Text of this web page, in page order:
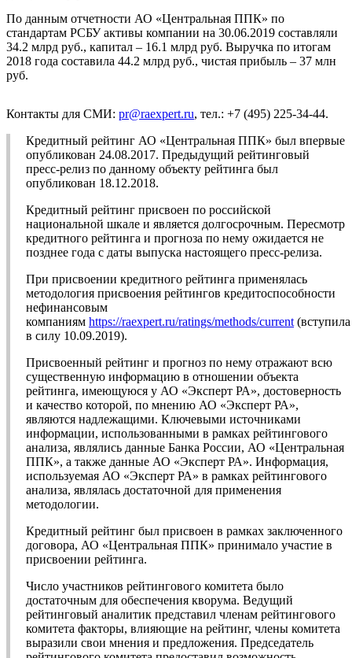
По данным отчетности АО «Центральная ППК» по
стандартам РСБУ активы компании на 30.06.2019 составляли
34.2 млрд руб., капитал – 16.1 млрд руб. Выручка по итогам
2018 года составила 44.2 млрд руб., чистая прибыль – 37 млн
руб.
Контакты для СМИ: pr@raexpert.ru, тел.: +7 (495) 225-34-44.
Кредитный рейтинг АО «Центральная ППК» был впервые
опубликован 24.08.2017. Предыдущий рейтинговый
пресс-релиз по данному объекту рейтинга был
опубликован 18.12.2018.
Кредитный рейтинг присвоен по российской
национальной шкале и является долгосрочным. Пересмотр
кредитного рейтинга и прогноза по нему ожидается не
позднее года с даты выпуска настоящего пресс-релиза.
При присвоении кредитного рейтинга применялась
методология присвоения рейтингов кредитоспособности
нефинансовым
компаниям https://raexpert.ru/ratings/methods/current (вступила
в силу 10.09.2019).
Присвоенный рейтинг и прогноз по нему отражают всю
существенную информацию в отношении объекта
рейтинга, имеющуюся у АО «Эксперт РА», достоверность
и качество которой, по мнению АО «Эксперт РА»,
являются надлежащими. Ключевыми источниками
информации, использованными в рамках рейтингового
анализа, являлись данные Банка России, АО «Центральная
ППК», а также данные АО «Эксперт РА». Информация,
используемая АО «Эксперт РА» в рамках рейтингового
анализа, являлась достаточной для применения
методологии.
Кредитный рейтинг был присвоен в рамках заключенного
договора, АО «Центральная ППК» принимало участие в
присвоении рейтинга.
Число участников рейтингового комитета было
достаточным для обеспечения кворума. Ведущий
рейтинговый аналитик представил членам рейтингового
комитета факторы, влияющие на рейтинг, члены комитета
выразили свои мнения и предложения. Председатель